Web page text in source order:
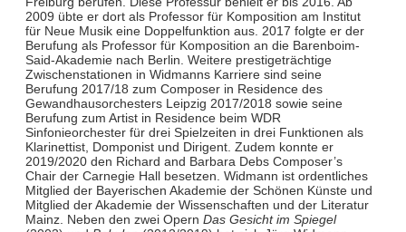
2009 übte er dort als Professor für Komposition am Institut
für Neue Musik eine Doppelfunktion aus. 2017 folgte er der
Berufung als Professor für Komposition an die Barenboim-
Said-Akademie nach Berlin. Weitere prestigeträchtige
Zwischenstationen in Widmanns Karriere sind seine
Berufung 2017/18 zum Composer in Residence des
Gewandhausorchesters Leipzig 2017/2018 sowie seine
Berufung zum Artist in Residence beim WDR
Sinfonieorchester für drei Spielzeiten in drei Funktionen als
Klarinettist, Domponist und Dirigent. Zudem konnte er
2019/2020 den Richard and Barbara Debs Composer’s
Chair der Carnegie Hall besetzen. Widmann ist ordentliches
Mitglied der Bayerischen Akademie der Schönen Künste und
Mitglied der Akademie der Wissenschaften und der Literatur
Mainz. Neben den zwei Opern Das Gesicht im Spiegel